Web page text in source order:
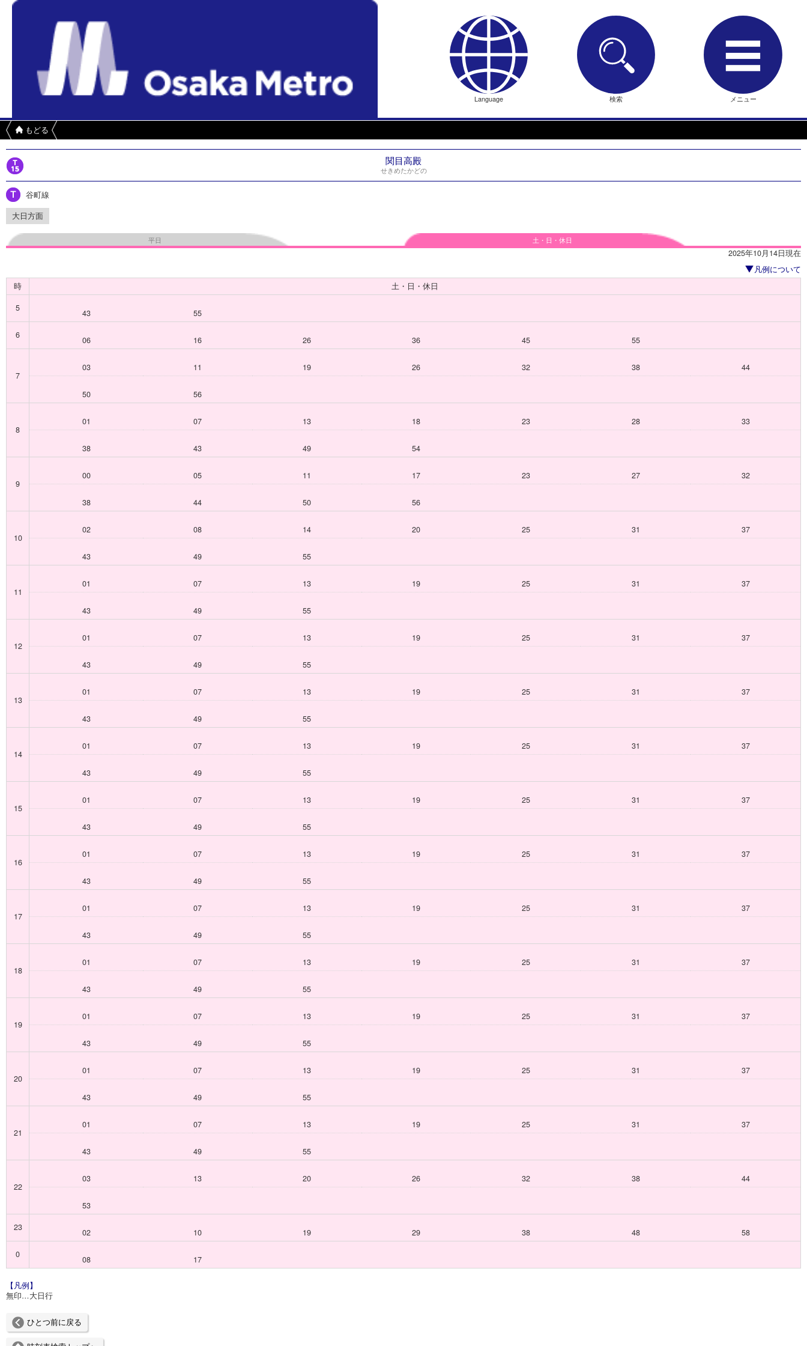
Language 検索 メニュー
もどる
関目高殿
せきめたかどの
谷町線
大日方面
平日 土・日・休日
2025年10月14日現在
凡例について
時
土・日・休日
5
43
55
6
06 16 26 36 45 55
7
03 11 19 26 32 38 44
50 56
8
01 07 13 18 23 28 33
38 43 49 54
9
00 05 11 17 23 27 32
38 44 50 56
10
02 08 14 20 25 31 37
43 49 55
11
01 07 13 19 25 31 37
43 49 55
12
01 07 13 19 25 31 37
43 49 55
13
01 07 13 19 25 31 37
43 49 55
14
01 07 13 19 25 31 37
43 49 55
15
01 07 13 19 25 31 37
43 49 55
16
01 07 13 19 25 31 37
43 49 55
17
01 07 13 19 25 31 37
43 49 55
18
01 07 13 19 25 31 37
43 49 55
19
01 07 13 19 25 31 37
43 49 55
20
01 07 13 19 25 31 37
43 49 55
21
01 07 13 19 25 31 37
43 49 55
22
03 13 20 26 32 38 44
53
23
02 10 19 29 38 48
58
0
08 17
【凡例】
無印…大日行
ひとつ前に戻る